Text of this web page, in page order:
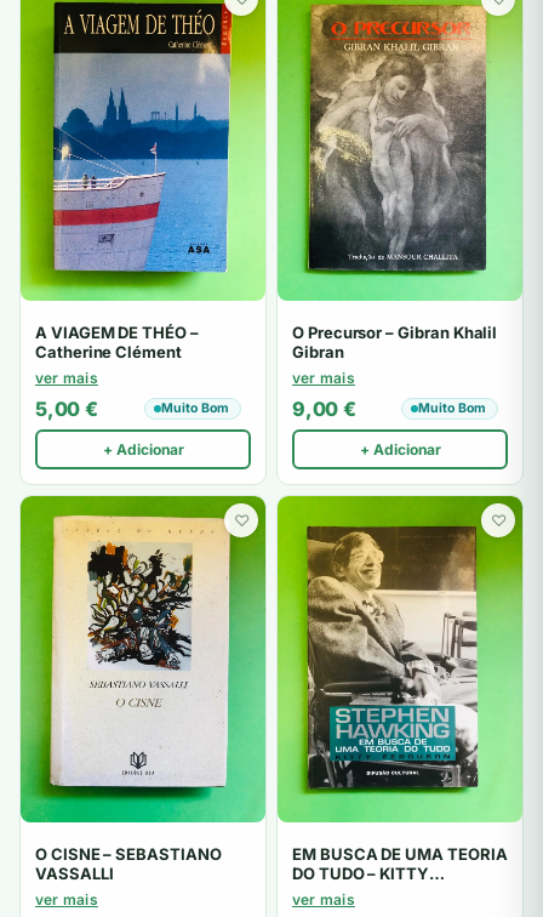
A VIAGEM DE THÉO –
Catherine Clément
ver mais
5,00 € Muito Bom
+ Adicionar
O Precursor – Gibran Khalil
Gibran
ver mais
9,00 € Muito Bom
+ Adicionar
♡
O CISNE – SEBASTIANO
VASSALLI
ver mais
♡
EM BUSCA DE UMA TEORIA
DO TUDO – KITTY
FERGUSON
ver mais